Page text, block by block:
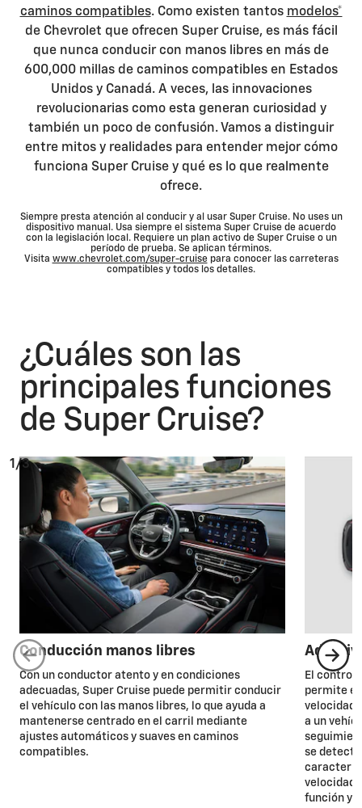
caminos compatibles. Como existen tantos modelos*
de Chevrolet que ofrecen Super Cruise, es más fácil
que nunca conducir con manos libres en más de
600,000 millas de caminos compatibles en Estados
Unidos y Canadá. A veces, las innovaciones
revolucionarias como esta generan curiosidad y
también un poco de confusión. Vamos a distinguir
entre mitos y realidades para entender mejor cómo
funciona Super Cruise y qué es lo que realmente
ofrece.
Siempre presta atención al conducir y al usar Super Cruise. No uses un
dispositivo manual. Usa siempre el sistema Super Cruise de acuerdo
con la legislación local. Requiere un plan activo de Super Cruise o un
período de prueba. Se aplican términos.
Visita www.chevrolet.com/super-cruisepara conocer las carreteras
compatibles y todos los detalles.
¿Cuáles son las
principales funciones
de Super Cruise?
Conducción manos libres
Con un conductor atento y en condiciones
adecuadas, Super Cruise puede permitir conducir
el vehículo con las manos libres, lo que ayuda a
mantenerse centrado en el carril mediante
ajustes automáticos y suaves en caminos
compatibles.
El control
permite
velocidad
a un
se
velocidad
función y
1/3